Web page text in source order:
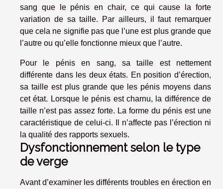
sang que le pénis en chair, ce qui cause la forte
variation de sa taille. Par ailleurs, il faut remarquer
que cela ne signifie pas que l’une est plus grande que
l’autre ou qu’elle fonctionne mieux que l’autre.
Pour le pénis en sang, sa taille est nettement
différente dans les deux états. En position d’érection,
sa taille est plus grande que les pénis moyens dans
cet état. Lorsque le pénis est charnu, la différence de
taille n’est pas assez forte. La forme du pénis est une
caractéristique de celui-ci. Il n’affecte pas l’érection ni
la qualité des rapports sexuels.
Dysfonctionnement selon le type
de verge
Avant d’examiner les différents troubles en érection en